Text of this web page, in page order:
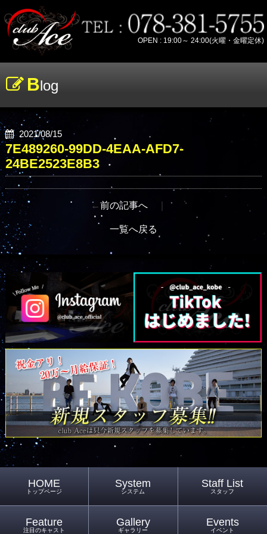
OPEN : 19:00～ 24:00(火曜・金曜定休)
Blog
2021/08/15
7E489260-99DD-4EAA-AFD7-
24BE2523E8B3
←前の記事へ ｜
一覧へ戻る
HOME
トップページ
System
システム
Staff List
スタッフ
Feature
注目のキャスト
Gallery
ギャラリー
Events
イベント